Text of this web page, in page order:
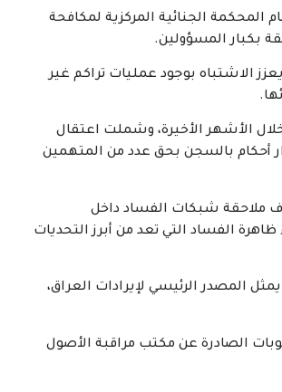
المحكمة الجنائية المركزية لمكافحة
بكبار المسؤولين.
الاشتباه بوجود عمليات تراكم غير
الأشهر الأخيرة، وشملت اعتقال
أحكام بالسجن بحق عدد من المتهمين
ملاحقة شبكات الفساد داخل
الفساد التي تعد من أبرز التحديات
المصدر الرئيسي لإيرادات العراق،
الصادرة عن مكتب مراقبة الأصول